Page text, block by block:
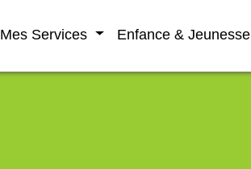
Mes Services Enfance & Jeunesse